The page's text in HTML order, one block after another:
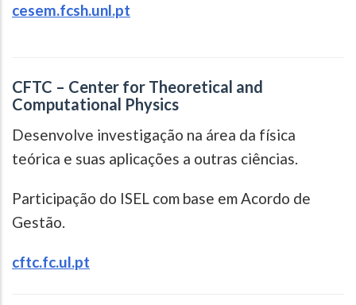
cesem.fcsh.unl.pt
CFTC – Center for Theoretical and
Computational Physics
Desenvolve investigação na área da física
teórica e suas aplicações a outras ciências.
Participação do ISEL com base em Acordo de
Gestão.
cftc.fc.ul.pt